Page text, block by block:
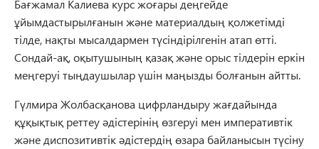
Бағжамал Калиева курс жоғары деңгейде
ұйымдастырылғанын және материалдың қолжетімді
тілде, нақты мысалдармен түсіндірілгенін атап өтті.
Сондай-ақ, оқытушының қазақ және орыс тілдерін еркін
меңгеруі тыңдаушылар үшін маңызды болғанын айтты.
Гүлмира Жолбасқанова цифрландыру жағдайында
құқықтық реттеу әдістерінің өзгеруі мен императивтік
және диспозитивтік әдістердің өзара байланысын түсіну